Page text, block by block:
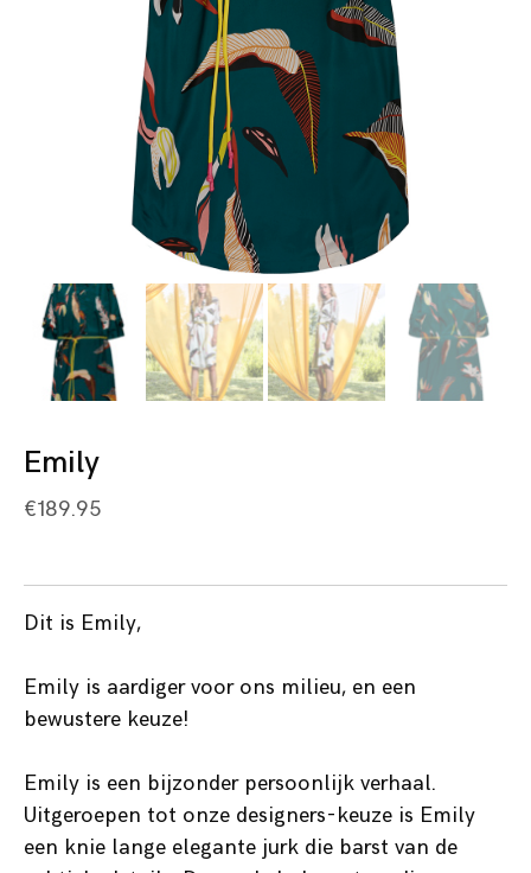
Emily
€189.95
Dit is Emily,
Emily is aardiger voor ons milieu, en een
bewustere keuze!
Emily is een bijzonder persoonlijk verhaal.
Uitgeroepen tot onze designers-keuze is Emily
een knie lange elegante jurk die barst van de